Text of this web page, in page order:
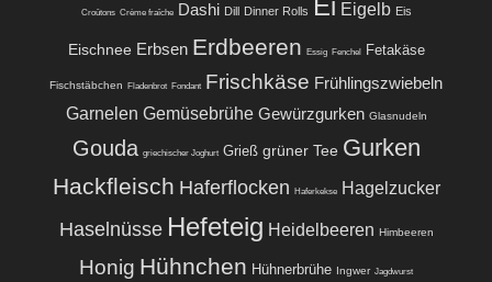
Croûtons Crème fraîche Dashi Dill Dinner Rolls Eigelb Eis
Eischnee Erbsen Erdbeeren Essig Fenchel Fetakäse
Fischstäbchen Fladenbrot Fondant Frischkäse Frühlingszwiebeln
Garnelen Gemüsebrühe Gewürzgurken Glasnudeln
Gouda griechischer Joghurt Grieß grüner Tee Gurken
Hackfleisch Haferflocken Haferkekse Hagelzucker
Haselnüsse Hefeteig Heidelbeeren Himbeeren
Honig Hühnchen Hühnerbrühe Ingwer Jagdwurst